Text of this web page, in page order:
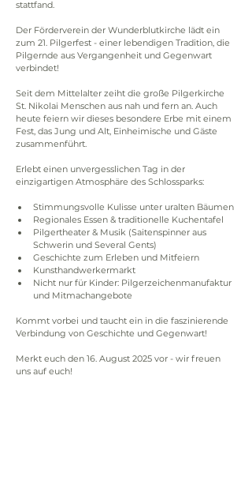
stattfand.
Der Förderverein der Wunderblutkirche lädt ein
zum 21. Pilgerfest - einer lebendigen Tradition, die
Pilgernde aus Vergangenheit und Gegenwart
verbindet!
Seit dem Mittelalter zeiht die große Pilgerkirche
St. Nikolai Menschen aus nah und fern an. Auch
heute feiern wir dieses besondere Erbe mit einem
Fest, das Jung und Alt, Einheimische und Gäste
zusammenführt.
Erlebt einen unvergesslichen Tag in der
einzigartigen Atmosphäre des Schlossparks:
Stimmungsvolle Kulisse unter uralten Bäumen
Regionales Essen & traditionelle Kuchentafel
Pilgertheater & Musik (Saitenspinner aus
Schwerin und Several Gents)
Geschichte zum Erleben und Mitfeiern
Kunsthandwerkermarkt
Nicht nur für Kinder: Pilgerzeichenmanufaktur
und Mitmachangebote
Kommt vorbei und taucht ein in die faszinierende
Verbindung von Geschichte und Gegenwart!
Merkt euch den 16. August 2025 vor - wir freuen
uns auf euch!